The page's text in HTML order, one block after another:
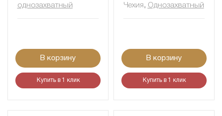
однозахватный
В корзину
Купить в 1 клик
Чехия , Однозахватный
В корзину
Купить в 1 клик